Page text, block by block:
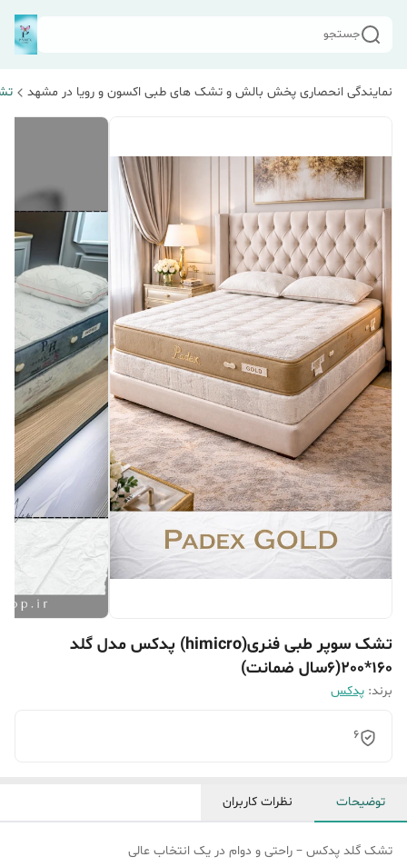
جستجو
نمایندگی انحصاری پخش بالش و تشک های طبی اکسون و رویا در مشهد
تشک سوپر طبی فنری(himicro) پدکس مدل گلد
160*200(6سال ضمانت)
برند: پدکس
۶
توضیحات نظرات کاربران
تشک گلد پدکس – راحتی و دوام در یک انتخاب عالی